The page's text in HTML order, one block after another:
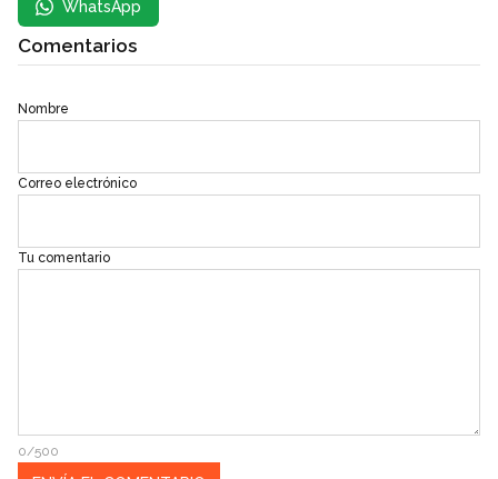
WhatsApp
Comentarios
Nombre
Correo electrónico
Tu comentario
0/500